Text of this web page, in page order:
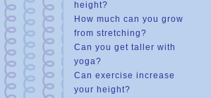
height?
How much can you grow
from stretching?
Can you get taller with
yoga?
Can exercise increase
your height?